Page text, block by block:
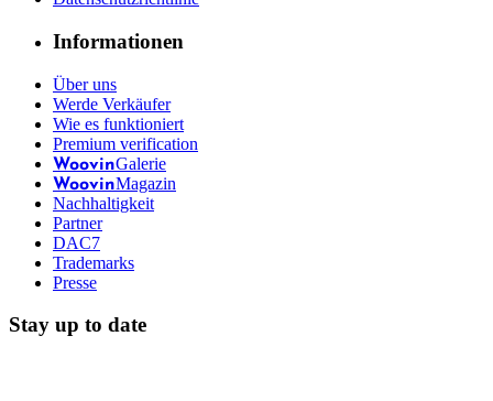
Informationen
Über uns
Werde Verkäufer
Wie es funktioniert
Premium verification
WoovinGalerie
WoovinMagazin
Nachhaltigkeit
Partner
DAC7
Trademarks
Presse
Stay up to date